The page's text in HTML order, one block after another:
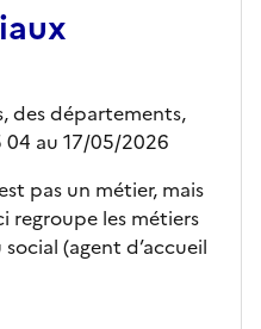
des départements,
04 au 17/05/2026
pas un métier, mais
regroupe les métiers
(agent d’accueil